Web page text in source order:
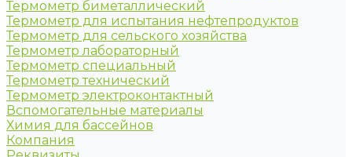
Термометр биметаллический
Термометр для испытания нефтепродуктов
Термометр для сельского хозяйства
Термометр лабораторный
Термометр специальный
Термометр технический
Термометр электроконтактный
Вспомогательные материалы
Химия для бассейнов
Компания